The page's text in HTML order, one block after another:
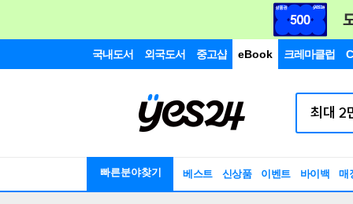
국내도서 외국도서 중고샵 eBook 크레마클럽
빠른분야찾기 베스트 신상품 이벤트 바이백 매